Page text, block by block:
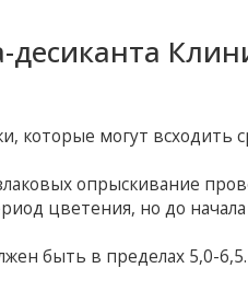
которые могут всходить
опрыскивание
цветения, но до
быть в пределах 5,0-6,5.